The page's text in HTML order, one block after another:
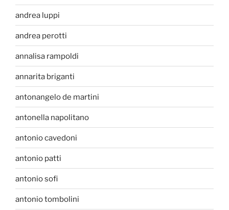
andrea luppi
andrea perotti
annalisa rampoldi
annarita briganti
antonangelo de martini
antonella napolitano
antonio cavedoni
antonio patti
antonio sofi
antonio tombolini